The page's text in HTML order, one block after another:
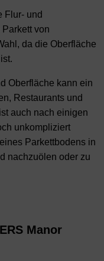
Flur- und
von
da die Oberfläche
Oberfläche kann ein
Restaurants und
auch nach einigen
unkompliziert
Parkettbodens in
nachzuölen oder zu
Manor